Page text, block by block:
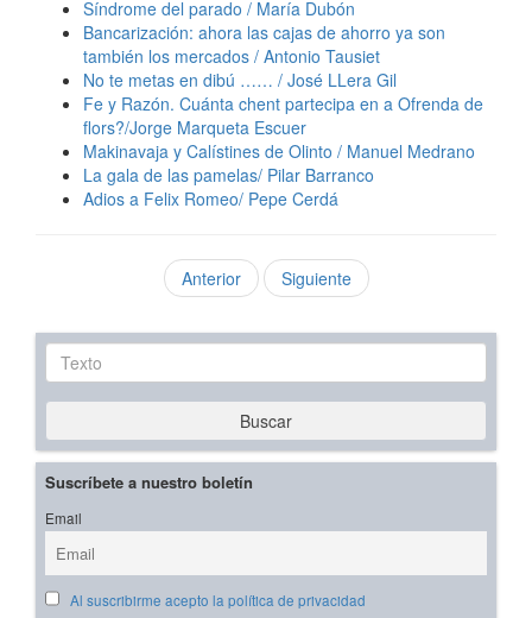
Síndrome del parado / María Dubón
Bancarización: ahora las cajas de ahorro ya son
también los mercados / Antonio Tausiet
No te metas en dibú …… / José LLera Gil
Fe y Razón. Cuánta chent partecipa en a Ofrenda de
flors?/Jorge Marqueta Escuer
Makinavaja y Calístines de Olinto / Manuel Medrano
La gala de las pamelas/ Pilar Barranco
Adios a Felix Romeo/ Pepe Cerdá
Anterior Siguiente
Texto
Buscar
Suscríbete a nuestro boletín
Email
Al suscribirme acepto la política de privacidad